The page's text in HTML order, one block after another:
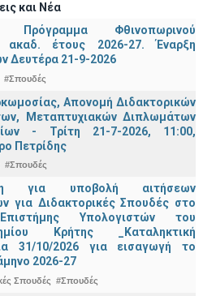
και Νέα
Πρόγραμμα Φθινοπωρινού
ακαδ. έτους 2026-27. Έναρξη
Δευτέρα 21-9-2026
#Σπουδές
Απονομή Διδακτορικών
Μεταπτυχιακών Διπλωμάτων
- Τρίτη 21-7-2026, 11:00,
Πετρίδης
#Σπουδές
για υποβολή αιτήσεων
για Διδακτορικές Σπουδές στο
Υπολογιστών του
Κρήτης _Καταληκτική
31/10/2026 για εισαγωγή το
2026-27
Σπουδές #Σπουδές